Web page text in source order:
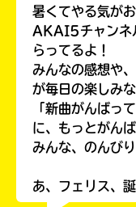
暑くてやる気が
AKAI5チャンネ
らってるよ！
みんなの感想や
が毎日の楽しみな
「新曲がんばっ
に、もっとがん
みんな、のんび
あ、フェリス、